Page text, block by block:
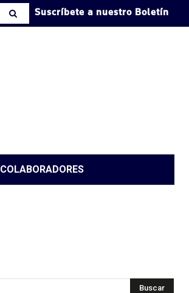
Suscríbete a nuestro Boletín
COLABORADORES
Buscar